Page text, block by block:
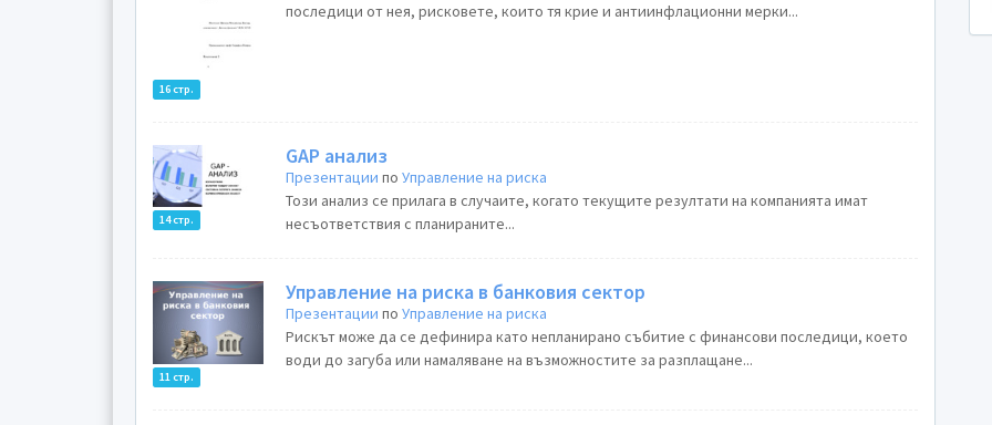
16 стр.
последици от нея, рисковете, които тя крие и антиинфлационни мерки...
14 стр.
GAP анализ
Презентации поУправление на риска
Този анализ се прилага в случаите, когато текущите резултати на компанията имат
несъответствия с планираните...
11 стр.
Управление на риска в банковия сектор
Презентации поУправление на риска
Рискът може да се дефинира като непланирано събитие с финансови последици, което
води до загуба или намаляване на възможностите за разплащане...